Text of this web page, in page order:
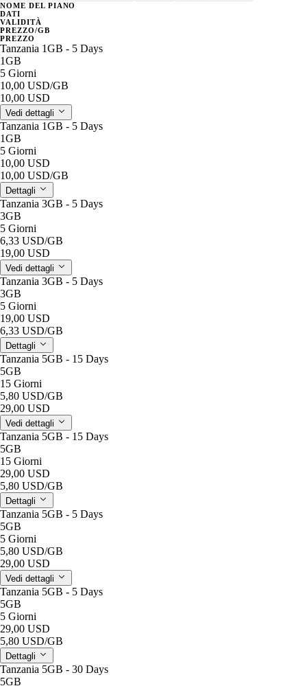
NOME DEL PIANO
DATI
VALIDITÀ
PREZZO/GB
PREZZO
Tanzania 1GB - 5 Days
1GB
5 Giorni
10,00 USD/GB
10,00 USD
Vedi dettagli
Tanzania 1GB - 5 Days
1GB
5 Giorni
10,00 USD
10,00 USD/GB
Dettagli
Tanzania 3GB - 5 Days
3GB
5 Giorni
6,33 USD/GB
19,00 USD
Vedi dettagli
Tanzania 3GB - 5 Days
3GB
5 Giorni
19,00 USD
6,33 USD/GB
Dettagli
Tanzania 5GB - 15 Days
5GB
15 Giorni
5,80 USD/GB
29,00 USD
Vedi dettagli
Tanzania 5GB - 15 Days
5GB
15 Giorni
29,00 USD
5,80 USD/GB
Dettagli
Tanzania 5GB - 5 Days
5GB
5 Giorni
5,80 USD/GB
29,00 USD
Vedi dettagli
Tanzania 5GB - 5 Days
5GB
5 Giorni
29,00 USD
5,80 USD/GB
Dettagli
Tanzania 5GB - 30 Days
5GB